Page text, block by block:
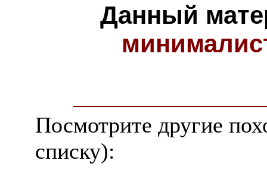
Данный
Посмотрите другие
списку):